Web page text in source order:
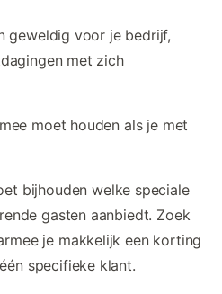
geweldig voor je bedrijf,
met zich
moet houden als je met
bijhouden welke speciale
gasten aanbiedt. Zoek
je makkelijk een korting
specifieke klant.